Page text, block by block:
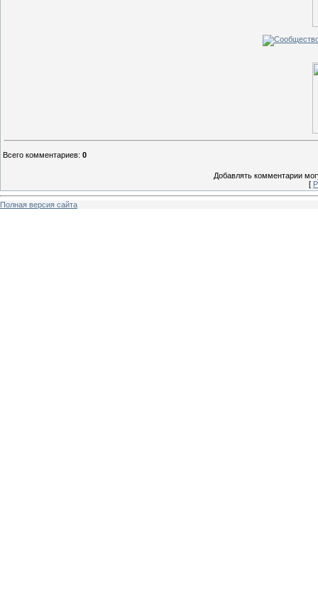
Всего комментариев: 0
Добавлять комментарии
[
Полная версия сайта